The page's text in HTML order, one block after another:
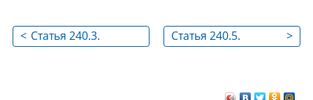
< Статья 240.3.
>
Статья 240.5.